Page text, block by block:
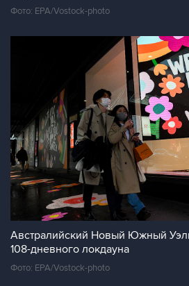
Фото: EPA/Vostock-photo
Австралийский Новый Южный
108-дневного локдауна
Фото: EPA/Vostock-photo